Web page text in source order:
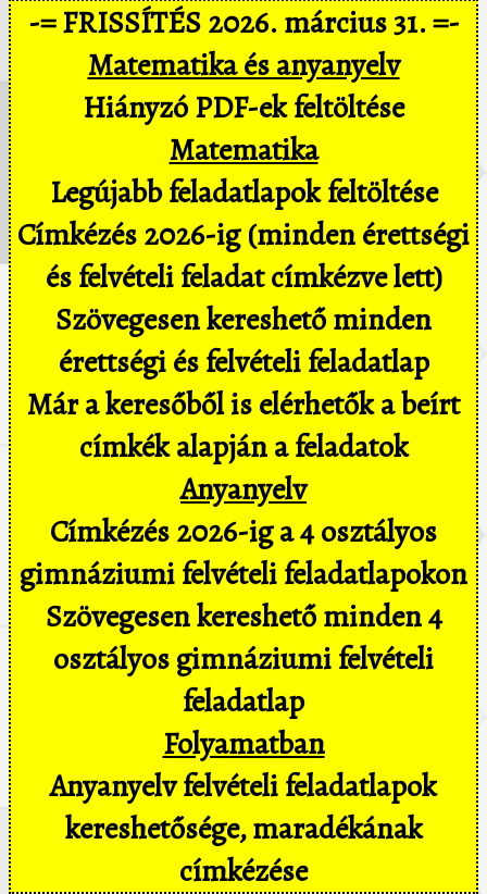
-= FRISSÍTÉS 2026. március 31. =-
Matematika és anyanyelv
Hiányzó PDF-ek feltöltése
Matematika
Legújabb feladatlapok feltöltése
Címkézés 2026-ig (minden érettségi
és felvételi feladat címkézve lett)
Szövegesen kereshető minden
érettségi és felvételi feladatlap
Már a keresőből is elérhetők a beírt
címkék alapján a feladatok
Anyanyelv
Címkézés 2026-ig a 4 osztályos
gimnáziumi felvételi feladatlapokon
Szövegesen kereshető minden 4
osztályos gimnáziumi felvételi
feladatlap
Folyamatban
Anyanyelv felvételi feladatlapok
kereshetősége, maradékának
címkézése